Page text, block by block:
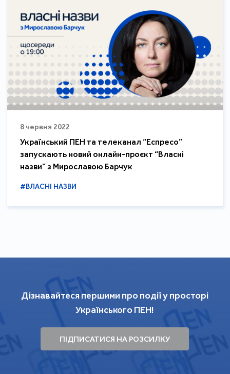
8 червня 2022
Український ПЕН та телеканал “Еспресо”
запускають новий онлайн-проєкт “Власні
назви” з Мирославою Барчук
#ВЛАСНІ НАЗВИ
Дізнавайтеся першими про події у просторі
Українського ПЕН!
ПІДПИСАТИСЯ НА РОЗСИЛКУ